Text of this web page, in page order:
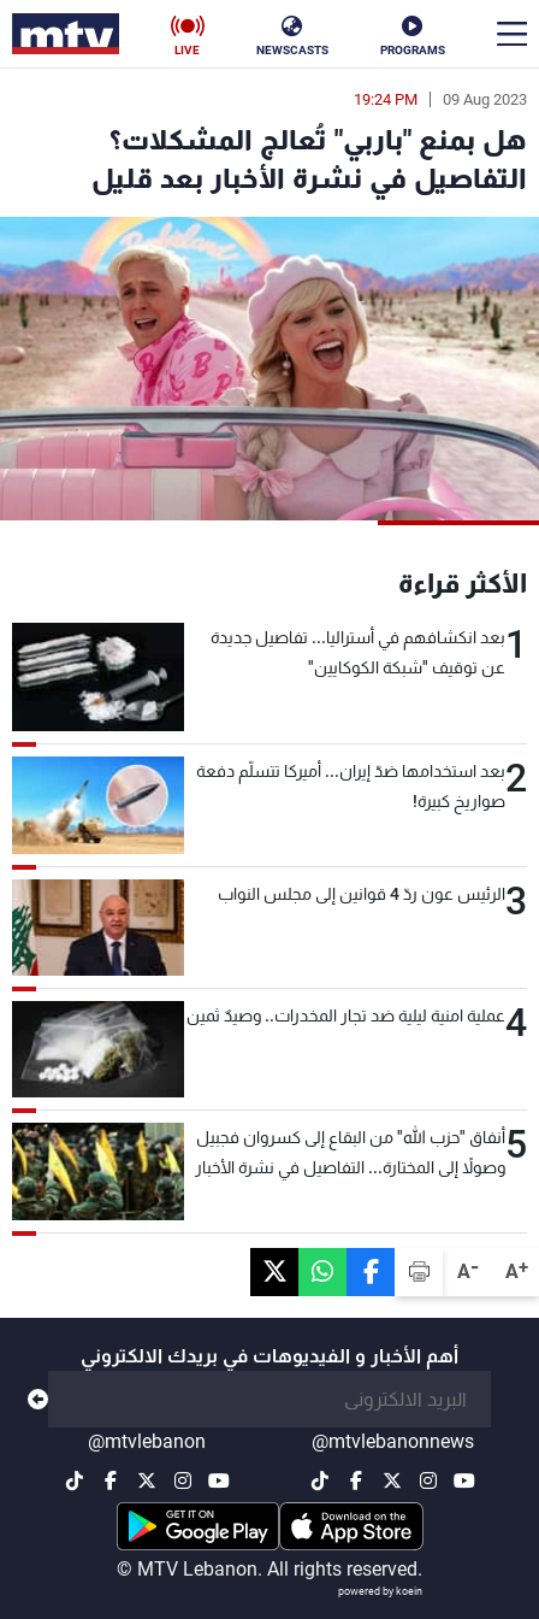
PROGRAMS
NEWSCASTS
LIVE
A+
A-
09 Aug 2023
19:24 PM
هل بمنع "باربي" تُعالج المشكلات؟
التفاصيل في نشرة الأخبار بعد قليل
الأكثر قراءة
1بعد انكشافهم في أستراليا... تفاصيل جديدة
عن توقيف "شبكة الكوكايين"
2بعد استخدامها ضدّ إيران... أميركا تتسلّم دفعة
صواريخ كبيرة!
3الرئيس عون ردّ 4 قوانين إلى مجلس النواب
4عملية امنية ليلية ضد تجار المخدرات.. وصيدٌ ثمين
5أنفاق "حزب الله" من البقاع إلى كسروان فجبيل
وصولاً إلى المختارة... التفاصيل في نشرة الأخبار
أهم الأخبار و الفيديوهات في بريدك الالكتروني
@mtvlebanonnews
@mtvlebanon
© MTV Lebanon. All rights reserved.
powered by koein
en
الأخبار
سياسة ناس
إقتصاد فن
منوعات رياضة
كأس العالم
البرامج
شاهد البرامج
الترددات
عن MTV
شروط الإسـتخدام
سياسة الخصوصية